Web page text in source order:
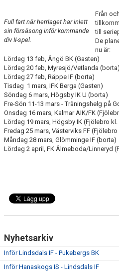
Full fart när herrlaget har inlett
sin försäsong inför kommande
div II-spel.
Från
till
De
nu är:
Lördag 13 feb, Ängö BK (Gasten)
Lördag 20 feb, Myresjö/Vetlanda (borta)
Lördag 27 feb, Räppe IF (borta)
Tisdag 1 mars, IFK Berga (Gasten)
Söndag 6 mars, Högsby IK U (borta)
Fre-Sön 11-13 mars - Träningshelg på
Onsdag 16 mars, Kalmar AIK/FK
Lördag 19 mars, Högsby IK (Fjölebro kl.
Fredag 25 mars, Västerviks FF (Fjölebro
Måndag 28 mars, Glömminge IF (borta)
Lördag 2 april, FK Älmeboda/Linneryd
Nyhetsarkiv
Inför Lindsdals IF - Pukebergs BK
Inför Hanaskogs IS - Lindsdals IF